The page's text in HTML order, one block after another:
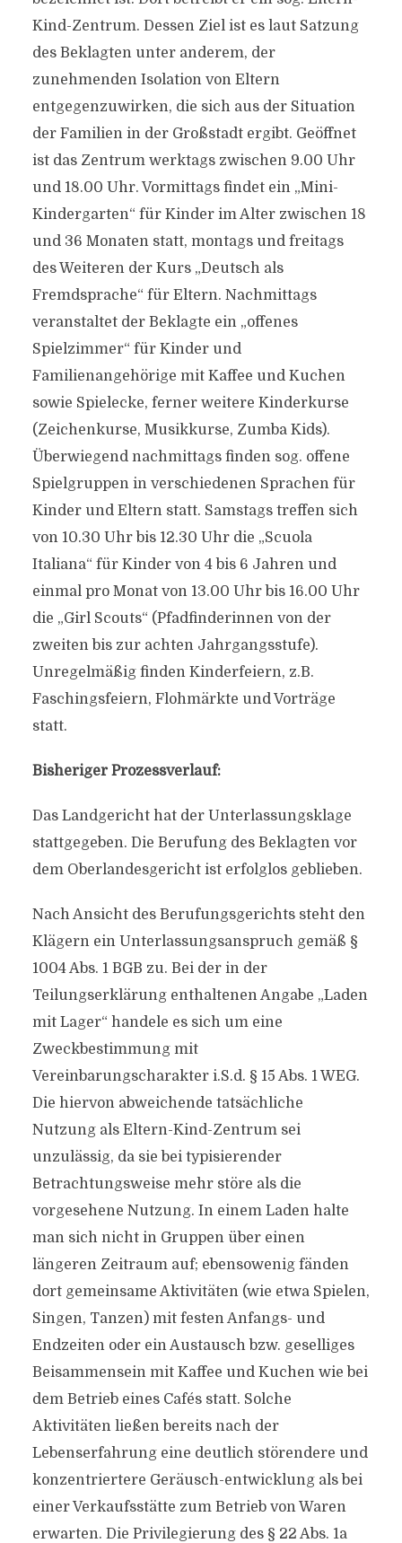
Kind-Zentrum. Dessen Ziel ist es laut Satzung
des Beklagten unter anderem, der
zunehmenden Isolation von Eltern
entgegenzuwirken, die sich aus der Situation
der Familien in der Großstadt ergibt. Geöffnet
ist das Zentrum werktags zwischen 9.00 Uhr
und 18.00 Uhr. Vormittags findet ein „Mini-
Kindergarten“ für Kinder im Alter zwischen 18
und 36 Monaten statt, montags und freitags
des Weiteren der Kurs „Deutsch als
Fremdsprache“ für Eltern. Nachmittags
veranstaltet der Beklagte ein „offenes
Spielzimmer“ für Kinder und
Familienangehörige mit Kaffee und Kuchen
sowie Spielecke, ferner weitere Kinderkurse
(Zeichenkurse, Musikkurse, Zumba Kids).
Überwiegend nachmittags finden sog. offene
Spielgruppen in verschiedenen Sprachen für
Kinder und Eltern statt. Samstags treffen sich
von 10.30 Uhr bis 12.30 Uhr die „Scuola
Italiana“ für Kinder von 4 bis 6 Jahren und
einmal pro Monat von 13.00 Uhr bis 16.00 Uhr
die „Girl Scouts“ (Pfadfinderinnen von der
zweiten bis zur achten Jahrgangsstufe).
Unregelmäßig finden Kinderfeiern, z.B.
Faschingsfeiern, Flohmärkte und Vorträge
statt.
Bisheriger Prozessverlauf:
Das Landgericht hat der Unterlassungsklage
stattgegeben. Die Berufung des Beklagten vor
dem Oberlandesgericht ist erfolglos geblieben.
Nach Ansicht des Berufungsgerichts steht den
Klägern ein Unterlassungsanspruch gemäß §
1004 Abs. 1 BGB zu. Bei der in der
Teilungserklärung enthaltenen Angabe „Laden
mit Lager“ handele es sich um eine
Zweckbestimmung mit
Vereinbarungscharakter i.S.d. § 15 Abs. 1 WEG.
Die hiervon abweichende tatsächliche
Nutzung als Eltern-Kind-Zentrum sei
unzulässig, da sie bei typisierender
Betrachtungsweise mehr störe als die
vorgesehene Nutzung. In einem Laden halte
man sich nicht in Gruppen über einen
längeren Zeitraum auf; ebensowenig fänden
dort gemeinsame Aktivitäten (wie etwa Spielen,
Singen, Tanzen) mit festen Anfangs- und
Endzeiten oder ein Austausch bzw. geselliges
Beisammensein mit Kaffee und Kuchen wie bei
dem Betrieb eines Cafés statt. Solche
Aktivitäten ließen bereits nach der
Lebenserfahrung eine deutlich störendere und
konzentriertere Geräusch-entwicklung als bei
einer Verkaufsstätte zum Betrieb von Waren
erwarten. Die Privilegierung des § 22 Abs. 1a